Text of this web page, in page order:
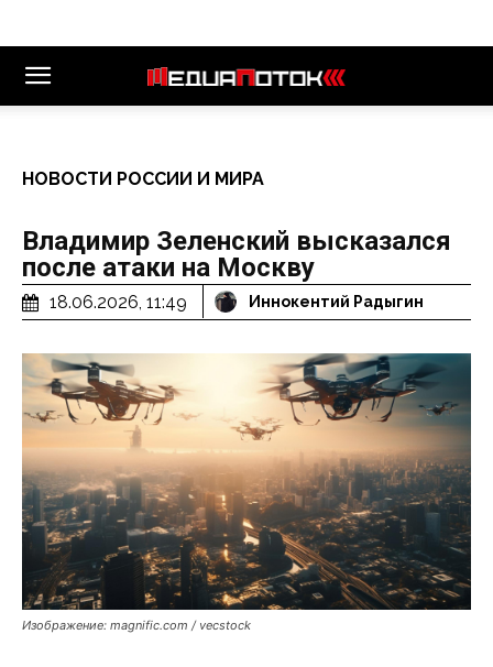
НОВОСТИ РОССИИ И МИРА
Владимир Зеленский высказался
после атаки на Москву
18.06.2026, 11:49 Иннокентий Радыгин
Изображение: magnific.com / vecstock